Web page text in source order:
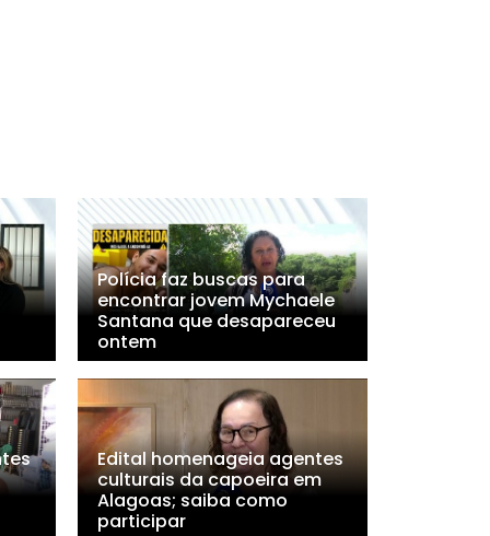
Polícia faz buscas para
encontrar jovem Mychaele
Santana que desapareceu
ontem
Edital homenageia agentes
culturais da capoeira em
Alagoas; saiba como
participar